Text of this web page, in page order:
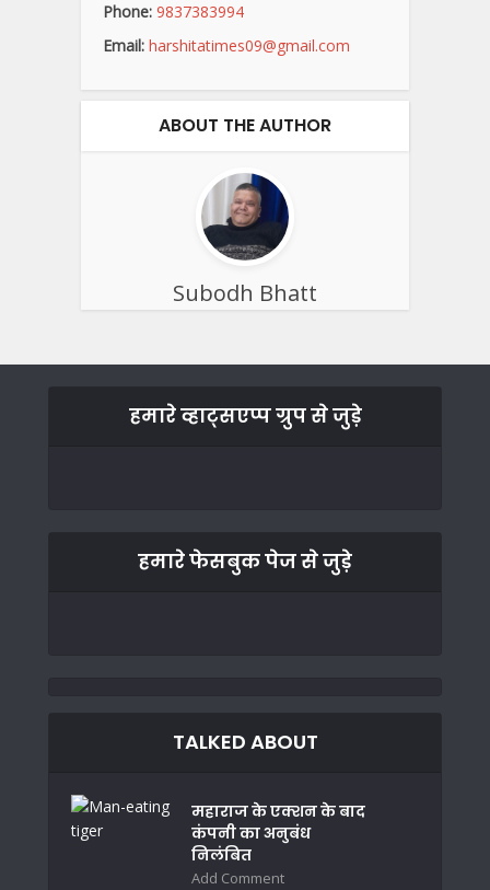
Phone: 9837383994
Email: harshitatimes09@gmail.com
ABOUT THE AUTHOR
Subodh Bhatt
हमारे व्हाट्सएप्प ग्रुप से जुड़े
हमारे फेसबुक पेज से जुड़े
TALKED ABOUT
महाराज के एक्शन के बाद
कंपनी का अनुबंध
निलंबित
Add Comment